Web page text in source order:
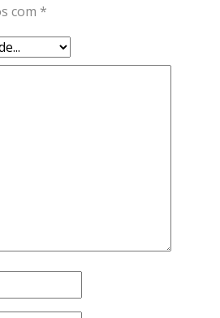
com *